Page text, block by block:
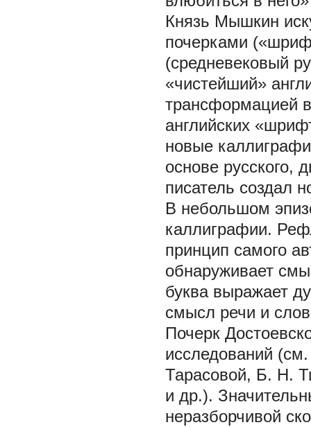
Князь Мышкин
почерками
(средневековый
«чистейший»
трансформацией
английских
новые
основе русского,
писатель создал
В небольшом
каллиграфии.
принцип самого
обнаруживает
буква выражает
смысл речи и
Почерк
исследований
Тарасовой, Б. Н.
и др.).
неразборчивой